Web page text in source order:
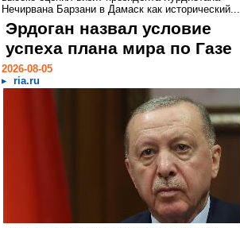
Нечирвана Барзани в Дамаск как исторический...
Эрдоган назвал условие
успеха плана мира по Газе
2026-08-05
ria.ru